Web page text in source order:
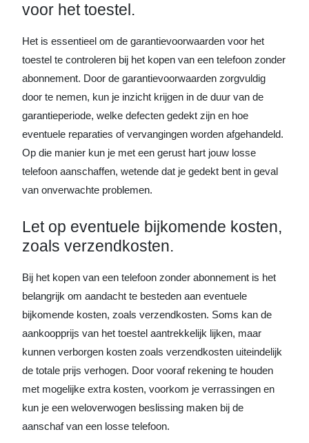
voor het toestel.
Het is essentieel om de garantievoorwaarden voor het
toestel te controleren bij het kopen van een telefoon zonder
abonnement. Door de garantievoorwaarden zorgvuldig
door te nemen, kun je inzicht krijgen in de duur van de
garantieperiode, welke defecten gedekt zijn en hoe
eventuele reparaties of vervangingen worden afgehandeld.
Op die manier kun je met een gerust hart jouw losse
telefoon aanschaffen, wetende dat je gedekt bent in geval
van onverwachte problemen.
Let op eventuele bijkomende kosten,
zoals verzendkosten.
Bij het kopen van een telefoon zonder abonnement is het
belangrijk om aandacht te besteden aan eventuele
bijkomende kosten, zoals verzendkosten. Soms kan de
aankoopprijs van het toestel aantrekkelijk lijken, maar
kunnen verborgen kosten zoals verzendkosten uiteindelijk
de totale prijs verhogen. Door vooraf rekening te houden
met mogelijke extra kosten, voorkom je verrassingen en
kun je een weloverwogen beslissing maken bij de
aanschaf van een losse telefoon.